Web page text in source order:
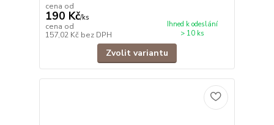
cena od
190 Kč/ks
cena od
157,02 Kč bez DPH
Ihned k odeslání
> 10 ks
Zvolit variantu